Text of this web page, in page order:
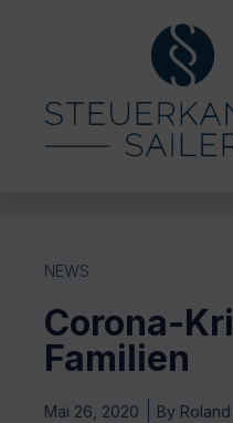
NEWS
Corona-
Familien
Mai 26, 2020 By